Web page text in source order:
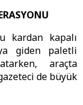
kardan kapalı
giden paletli
araçta
de büyük